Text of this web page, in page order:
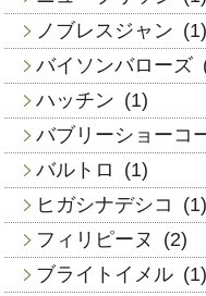
ノブレスジャン (1)
バイソンバローズ
ハッチン (1)
バブリーショーコ
バルトロ
(1)
ヒガシナデシコ
(1)
フィリピーヌ
(2)
ブライトイメル (1)